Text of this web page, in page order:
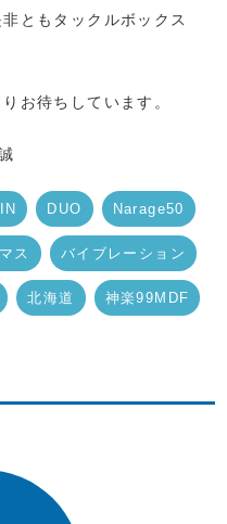
ともタックルボックス
お待ちしています。
DUO Narage50
ス バイブレーション
北海道 神楽99MDF